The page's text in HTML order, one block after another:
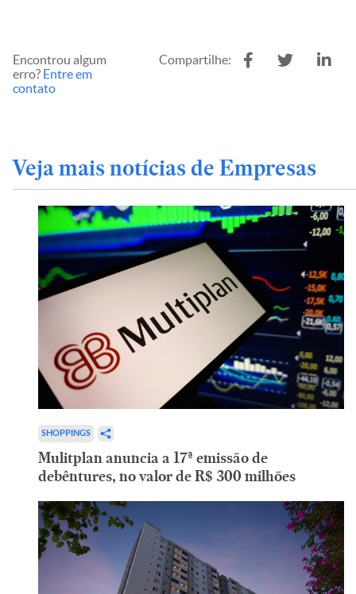
Encontrou algum
erro? Entre em
contato
Compartilhe:
Veja mais notícias de Empresas
SHOPPINGS
Mulitplan anuncia a 17ª emissão de
debêntures, no valor de R$ 300 milhões